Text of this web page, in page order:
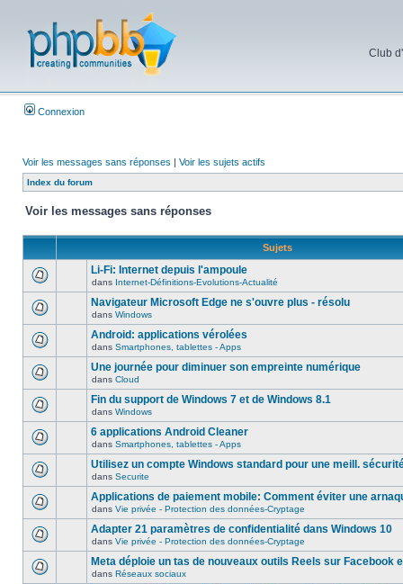
Club
Connexion
Voir les messages sans réponses | Voir les sujets actifs
Index du forum
Voir les messages sans réponses
Sujets
Li-Fi: Internet depuis l'ampoule
dans Internet-Définitions-Evolutions-Actualité
Navigateur Microsoft Edge ne s'ouvre plus - résolu
dans Windows
Android: applications vérolées
dans Smartphones, tablettes - Apps
Une journée pour diminuer son empreinte numérique
dans Cloud
Fin du support de Windows 7 et de Windows 8.1
dans Windows
6 applications Android Cleaner
dans Smartphones, tablettes - Apps
Utilisez un compte Windows standard pour une meill.
dans Securite
Applications de paiement mobile: Comment éviter une
dans Vie privée - Protection des données-Cryptage
Adapter 21 paramètres de confidentialité dans Windows 10
dans Vie privée - Protection des données-Cryptage
Meta déploie un tas de nouveaux outils Reels sur Facebook
dans Réseaux sociaux